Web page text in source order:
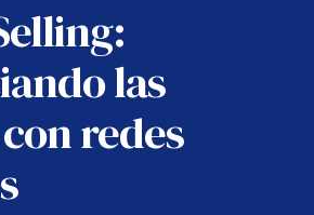
las
redes